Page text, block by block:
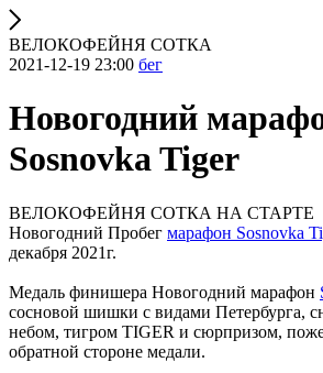
ВЕЛОКОФЕЙНЯ СОТКА
2021-12-19 23:00 бег
Новогодний
Sosnovka Tiger
ВЕЛОКОФЕЙНЯ СОТКА НА СТАРТЕ
Новогодний Пробег марафон Sosnovka
декабря 2021г.
Медаль финишера Новогодний марафон
сосновой шишки с видами Петербурга,
небом, тигром TIGER и сюрпризом,
обратной стороне медали.